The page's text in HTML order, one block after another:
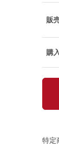
販
購
特定